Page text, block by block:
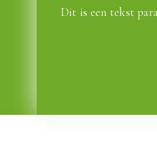
Dit is een tekst